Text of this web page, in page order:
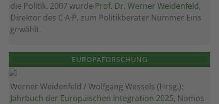
die Politik. 2007 wurde Prof. Dr. Werner Weidenfeld,
Direktor des C·A·P, zum Politik­berater Nummer Eins
gewählt.
EUROPAFORSCHUNG
Werner Weidenfeld / Wolfgang Wessels (Hrsg.):
Jahrbuch der Europäischen Integration 2025, Nomos